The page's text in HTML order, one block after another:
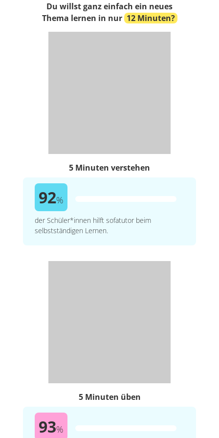
Du willst ganz einfach ein neues
Thema lernen in nur 12 Minuten?
5 Minuten verstehen
92%
der Schüler*innen hilft sofatutor beim
selbstständigen Lernen.
5 Minuten üben
93%